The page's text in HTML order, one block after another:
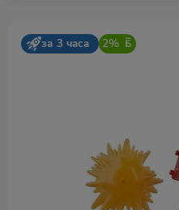
за 3 часа 2%